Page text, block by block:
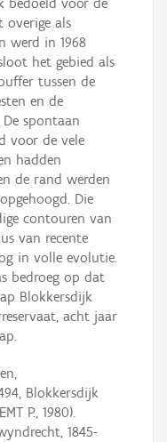
bedoeld voor de
als
werd in 1968
het gebied als
tussen de
en de
spontaan
voor de vele
hadden
de rand werden
Die
contouren van
van recente
in volle evolutie.
bedroeg op dat
Blokkersdijk
acht jaar
Blokkersdijk
P., 1980).
1845-